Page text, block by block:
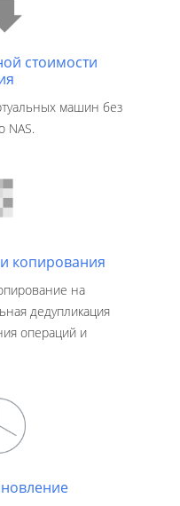
стоимости
машин без
NAS.
копирования
на
дедупликация
операций и